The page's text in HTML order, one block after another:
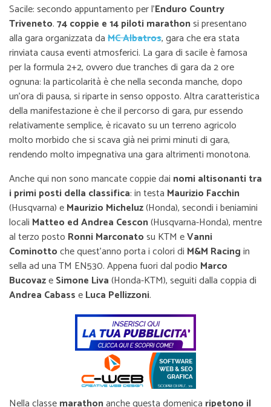
Sacile: secondo appuntamento per l’Enduro Country
Triveneto.74 coppie e 14 piloti marathonsi presentano
alla gara organizzata daMC Albatros, gara che era stata
rinviata causa eventi atmosferici. La gara di sacile è famosa
per la formula 2+2, ovvero due tranches di gara da 2 ore
ognuna: la particolarità è che nella seconda manche, dopo
un’ora di pausa, si riparte in senso opposto. Altra caratteristica
della manifestazione è che il percorso di gara, pur essendo
relativamente semplice, è ricavato su un terreno agricolo
molto morbido che si scava già nei primi minuti di gara,
rendendo molto impegnativa una gara altrimenti monotona.
Anche qui non sono mancate coppie dai nomi altisonanti tra
i primi posti della classifica: in testa Maurizio Facchin
(Husqvarna) eMaurizio Micheluz(Honda), secondi i beniamini
locali Matteo ed Andrea Cescon(Husqvarna-Honda), mentre
al terzo posto Ronni Marconatosu KTM eVanni
Cominottoche quest’anno porta i colori di M&M Racingin
sella ad una TM EN530. Appena fuori dal podio Marco
BucovazeSimone Liva(Honda-KTM), seguiti dalla coppia di
Andrea CabasseLuca Pellizzoni.
Nella classemarathonanche questa domenica ripetono il